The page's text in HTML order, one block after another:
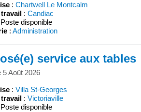
: Chartwell Le Montcalm
travail : Candiac
disponible
: Administration
service aux tables
5 Août 2026
: Villa St-Georges
travail : Victoriaville
disponible